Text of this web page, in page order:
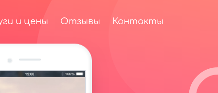
и цены Отзывы Контакты